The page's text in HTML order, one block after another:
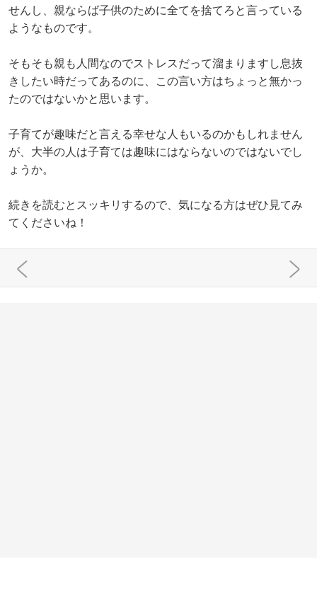
せんし、親ならば子供のために全てを捨てろと言っている
ようなものです。
そもそも親も人間なのでストレスだって溜まりますし息抜
きしたい時だってあるのに、この言い方はちょっと無かっ
たのではないかと思います。
子育てが趣味だと言える幸せな人もいるのかもしれません
が、大半の人は子育ては趣味にはならないのではないでし
ょうか。
続きを読むとスッキリするので、気になる方はぜひ見てみ
てくださいね！